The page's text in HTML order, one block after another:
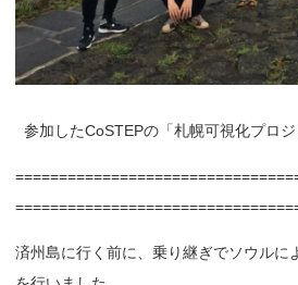
参加したCoSTEPの「札幌可視化プロ
済州島に行く前に、乗り継ぎでソウルに